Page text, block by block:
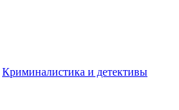
Криминалистика и детективы